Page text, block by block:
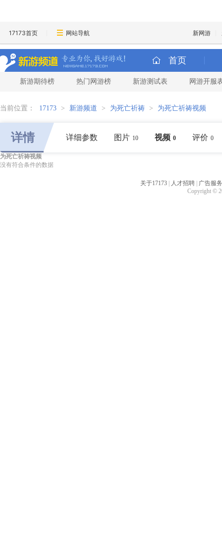
17173首页 网站导航 新网游
首页
新游期待榜 热门网游榜 新游测试表 网游开服
当前位置： 17173 > 新游频道 > 为死亡祈祷 > 为死亡祈祷视频
详情 详细参数 图片 10 视频 0 评价 0
为死亡祈祷视频
没有符合条件的数据
关于17173 人才招聘
广告服务
Copyright ©